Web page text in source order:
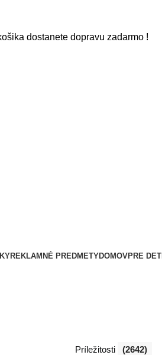
dostanete dopravu zadarmo !
REKLAMNÉ PREDMETYDOMOVPRE DETI
Príležitosti (2642)